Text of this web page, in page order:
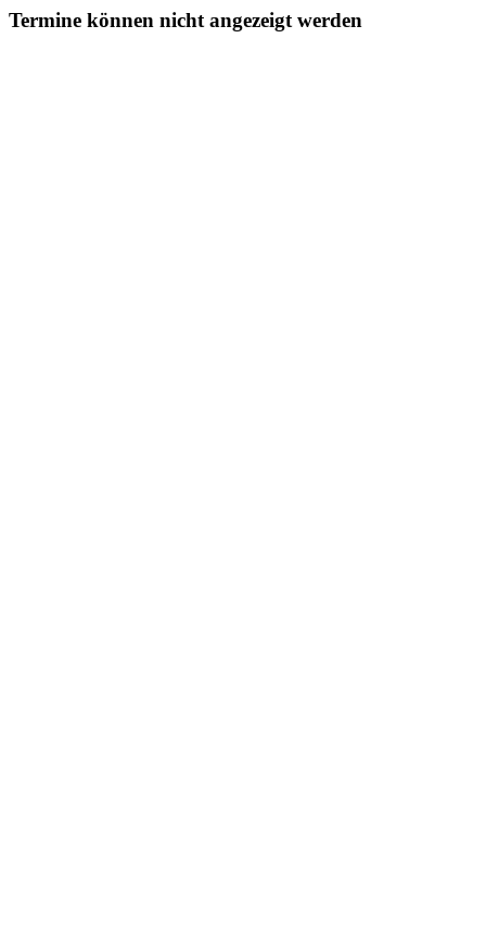
Termine können nicht angezeigt werden